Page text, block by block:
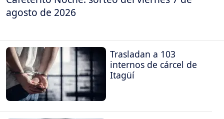
agosto de 2026
Trasladan a 103
internos de cárcel de
Itagüí